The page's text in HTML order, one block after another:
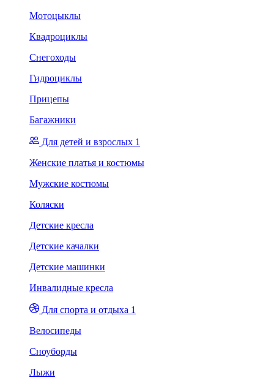
Мотоцыклы
Квадроциклы
Снегоходы
Гидроциклы
Прицепы
Багажники
Для детей и взрослых 1
Женские платья и костюмы
Мужские костюмы
Коляски
Детские кресла
Детские качалки
Детские машинки
Инвалидные кресла
Для спорта и отдыха 1
Велосипеды
Сноуборды
Лыжи